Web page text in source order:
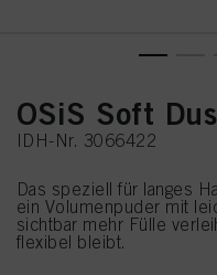
OSiS Soft
IDH-Nr. 3066422
Das speziell für langes
ein Volumenpuder mit
sichtbar mehr Fülle
flexibel bleibt.